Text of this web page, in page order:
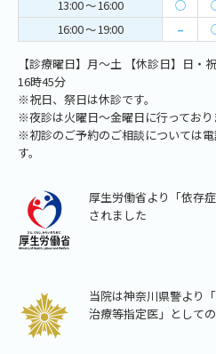
13:00 ～ 16:00
○
16:00 ～ 19:00
–
【診療曜日】月～土 【休診日】日・
16時45分
※祝日、祭日は休診です。
※夜診は火曜日～金曜日に行っており
※初診のご予約のご相談については
す。
厚生労働省より「依存
されました
当院は神奈川県警より
治療等指定医」として